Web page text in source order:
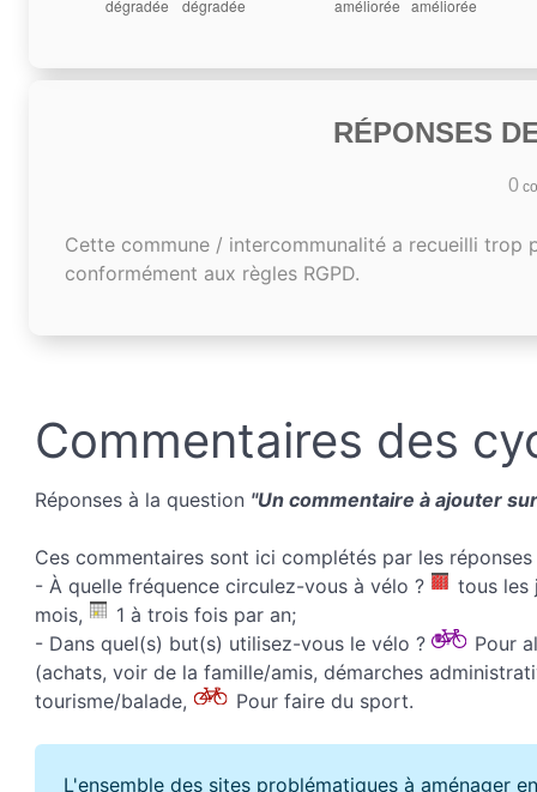
RÉPONSES
0
Cette commune / intercommunalité a recueilli
conformément aux règles RGPD.
Commentaires des
Réponses à la question "Un commentaire à ajouter
Ces commentaires sont ici complétés par les
- À quelle fréquence circulez-vous à vélo ?
tous les
mois,
1 à trois fois par an;
- Dans quel(s) but(s) utilisez-vous le vélo ?
Pour
(achats, voir de la famille/amis, démarches
tourisme/balade,
Pour faire du sport.
L'ensemble des sites problématiques à aménager